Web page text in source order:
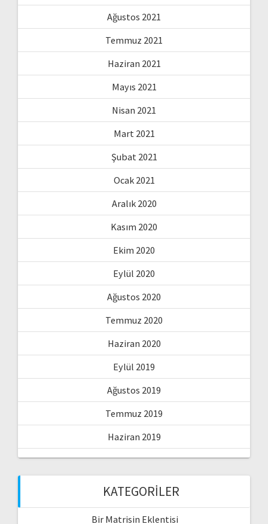
Ağustos 2021
Temmuz 2021
Haziran 2021
Mayıs 2021
Nisan 2021
Mart 2021
Şubat 2021
Ocak 2021
Aralık 2020
Kasım 2020
Ekim 2020
Eylül 2020
Ağustos 2020
Temmuz 2020
Haziran 2020
Eylül 2019
Ağustos 2019
Temmuz 2019
Haziran 2019
KATEGORILER
Bir Matrisin Eklentisi